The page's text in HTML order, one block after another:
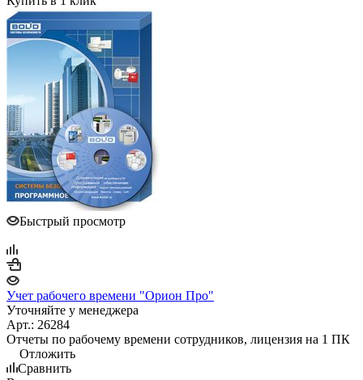
Быстрый просмотр
Учет рабочего времени "Орион Про"
Уточняйте у менеджера
Арт.: 26284
Отчеты по рабочему времени сотрудников, лицензия на 1 ПК
Отложить
Сравнить